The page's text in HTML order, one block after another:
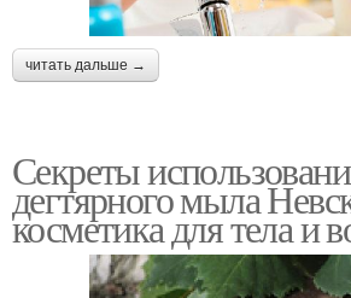
читать дальше →
Секреты
дегтярного мыла
косметика для тела и